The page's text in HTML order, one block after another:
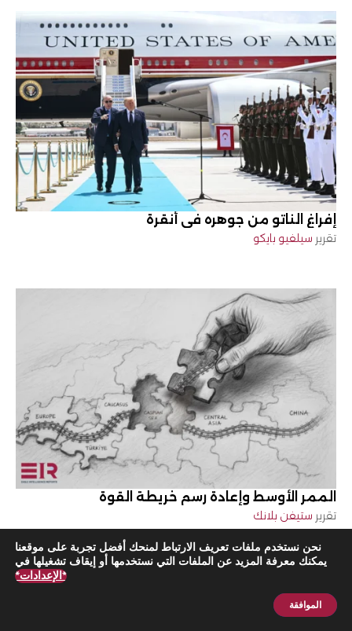
إفراغ الناتو من جوهره في أنقرة
تقرير سيلفيو بايكو
الممر الأوسط وإعادة رسم خريطة القوة
تقرير ستيفن بلانك
اشترك الآن
نحن نستخدم ملفات تعريف الارتباط لمنحك أفضل تجربة على موقعنا
يمكنك معرفة المزيد عن الملفات التي نستخدمها أو إيقاف تشغيلها في
*الإعدادات*
الموافقة